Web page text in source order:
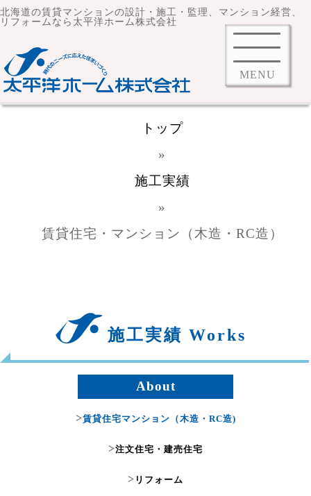
北海道の賃貸マンションの設計・施工・監理、マンション経営、
リフォームなら太平洋ホーム株式会社
MENU
トップ
»
施工実績
»
賃貸住宅・マンション（木造・RC造）
施工実績 Works
About
>賃貸住宅マンション（木造・RC造)
>注文住宅・建売住宅
> リフォーム